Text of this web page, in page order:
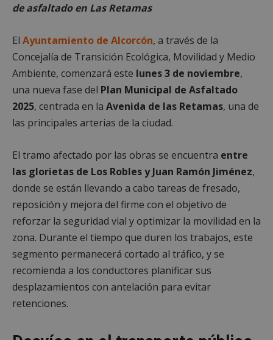
de asfaltado en Las Retamas
El Ayuntamiento de Alcorcón, a través de la
Concejalía de Transición Ecológica, Movilidad y Medio
Ambiente, comenzará este lunes 3 de noviembre,
una nueva fase del Plan Municipal de Asfaltado
2025, centrada en la Avenida de las Retamas, una de
las principales arterias de la ciudad.
El tramo afectado por las obras se encuentra entre
las glorietas de Los Robles y Juan Ramón Jiménez,
donde se están llevando a cabo tareas de fresado,
reposición y mejora del firme con el objetivo de
reforzar la seguridad vial y optimizar la movilidad en la
zona. Durante el tiempo que duren los trabajos, este
segmento permanecerá cortado al tráfico, y se
recomienda a los conductores planificar sus
desplazamientos con antelación para evitar
retenciones.